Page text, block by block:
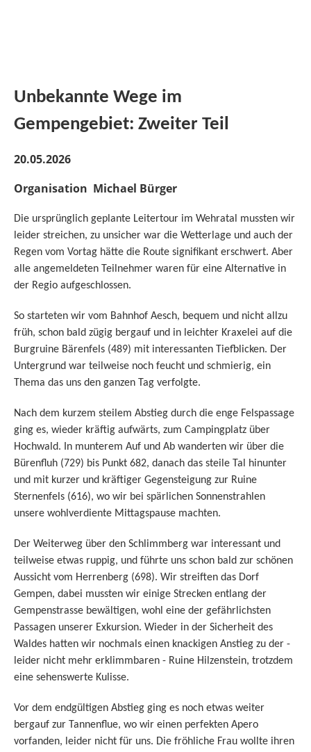
Unbekannte Wege im
Gempengebiet: Zweiter Teil
20.05.2026
Organisation Michael Bürger
Die ursprünglich geplante Leitertour im Wehratal mussten wir
leider streichen, zu unsicher war die Wetterlage und auch der
Regen vom Vortag hätte die Route signifikant erschwert. Aber
alle angemeldeten Teilnehmer waren für eine Alternative in
der Regio aufgeschlossen.
So starteten wir vom Bahnhof Aesch, bequem und nicht allzu
früh, schon bald zügig bergauf und in leichter Kraxelei auf die
Burgruine Bärenfels (489) mit interessanten Tiefblicken. Der
Untergrund war teilweise noch feucht und schmierig, ein
Thema das uns den ganzen Tag verfolgte.
Nach dem kurzem steilem Abstieg durch die enge Felspassage
ging es, wieder kräftig aufwärts, zum Campingplatz über
Hochwald. In munterem Auf und Ab wanderten wir über die
Bürenfluh (729) bis Punkt 682, danach das steile Tal hinunter
und mit kurzer und kräftiger Gegensteigung zur Ruine
Sternenfels (616), wo wir bei spärlichen Sonnenstrahlen
unsere wohlverdiente Mittagspause machten.
Der Weiterweg über den Schlimmberg war interessant und
teilweise etwas ruppig, und führte uns schon bald zur schönen
Aussicht vom Herrenberg (698). Wir streiften das Dorf
Gempen, dabei mussten wir einige Strecken entlang der
Gempenstrasse bewältigen, wohl eine der gefährlichsten
Passagen unserer Exkursion. Wieder in der Sicherheit des
Waldes hatten wir nochmals einen knackigen Anstieg zu der -
leider nicht mehr erklimmbaren - Ruine Hilzenstein, trotzdem
eine sehenswerte Kulisse.
Vor dem endgültigen Abstieg ging es noch etwas weiter
bergauf zur Tannenflue, wo wir einen perfekten Apero
vorfanden, leider nicht für uns. Die fröhliche Frau wollte ihren